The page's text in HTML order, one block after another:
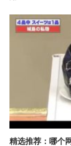
精选推荐：哪个